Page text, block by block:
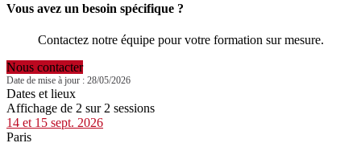
Vous avez un besoin spécifique ?
Contactez notre équipe pour votre formation sur mesure.
Nous contacter
Date de mise à jour : 28/05/2026
Dates et lieux
Affichage de 2 sur 2 sessions
14 et 15 sept. 2026
Paris